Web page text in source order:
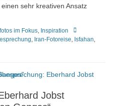
sehr kreativen Ansatz
im Fokus, Inspiration
Tags
, Iran-Fotoreise, Isfahan,
Jobst